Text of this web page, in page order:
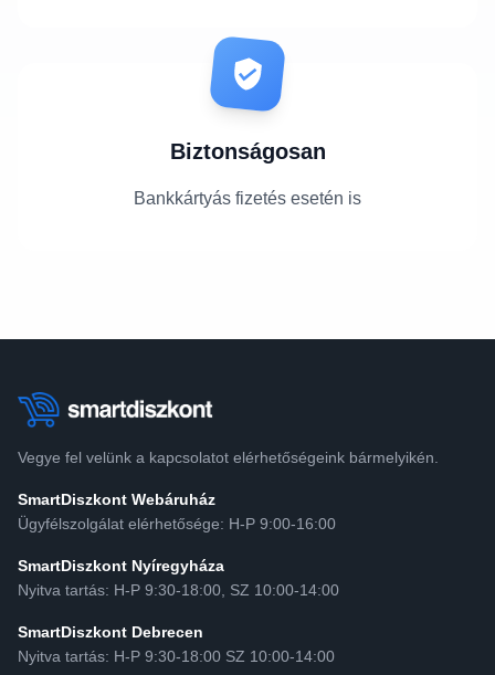
Biztonságosan
Bankkártyás fizetés esetén is
Vegye fel velünk a kapcsolatot elérhetőségeink bármelyikén.
SmartDiszkont Webáruház
Ügyfélszolgálat elérhetősége: H-P 9:00-16:00
SmartDiszkont Nyíregyháza
Nyitva tartás: H-P 9:30-18:00, SZ 10:00-14:00
SmartDiszkont Debrecen
Nyitva tartás: H-P 9:30-18:00 SZ 10:00-14:00